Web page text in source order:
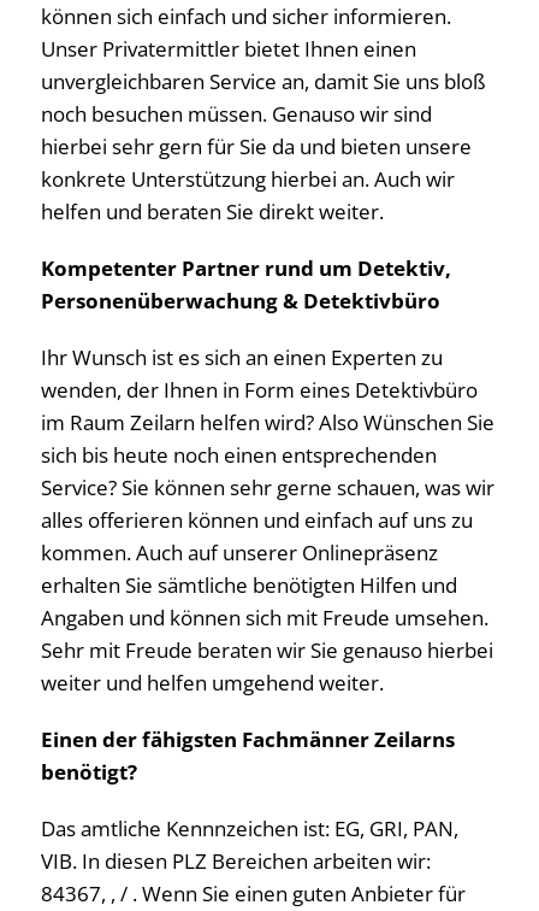
können sich einfach und sicher informieren.
Unser Privatermittler bietet Ihnen einen
unvergleichbaren Service an, damit Sie uns bloß
noch besuchen müssen. Genauso wir sind
hierbei sehr gern für Sie da und bieten unsere
konkrete Unterstützung hierbei an. Auch wir
helfen und beraten Sie direkt weiter.
Kompetenter Partner rund um Detektiv,
Personenüberwachung & Detektivbüro
Ihr Wunsch ist es sich an einen Experten zu
wenden, der Ihnen in Form eines Detektivbüro
im Raum Zeilarn helfen wird? Also Wünschen Sie
sich bis heute noch einen entsprechenden
Service? Sie können sehr gerne schauen, was wir
alles offerieren können und einfach auf uns zu
kommen. Auch auf unserer Onlinepräsenz
erhalten Sie sämtliche benötigten Hilfen und
Angaben und können sich mit Freude umsehen.
Sehr mit Freude beraten wir Sie genauso hierbei
weiter und helfen umgehend weiter.
Einen der fähigsten Fachmänner Zeilarns
benötigt?
Das amtliche Kennnzeichen ist: EG, GRI, PAN,
VIB. In diesen PLZ Bereichen arbeiten wir:
84367, , / . Wenn Sie einen guten Anbieter für